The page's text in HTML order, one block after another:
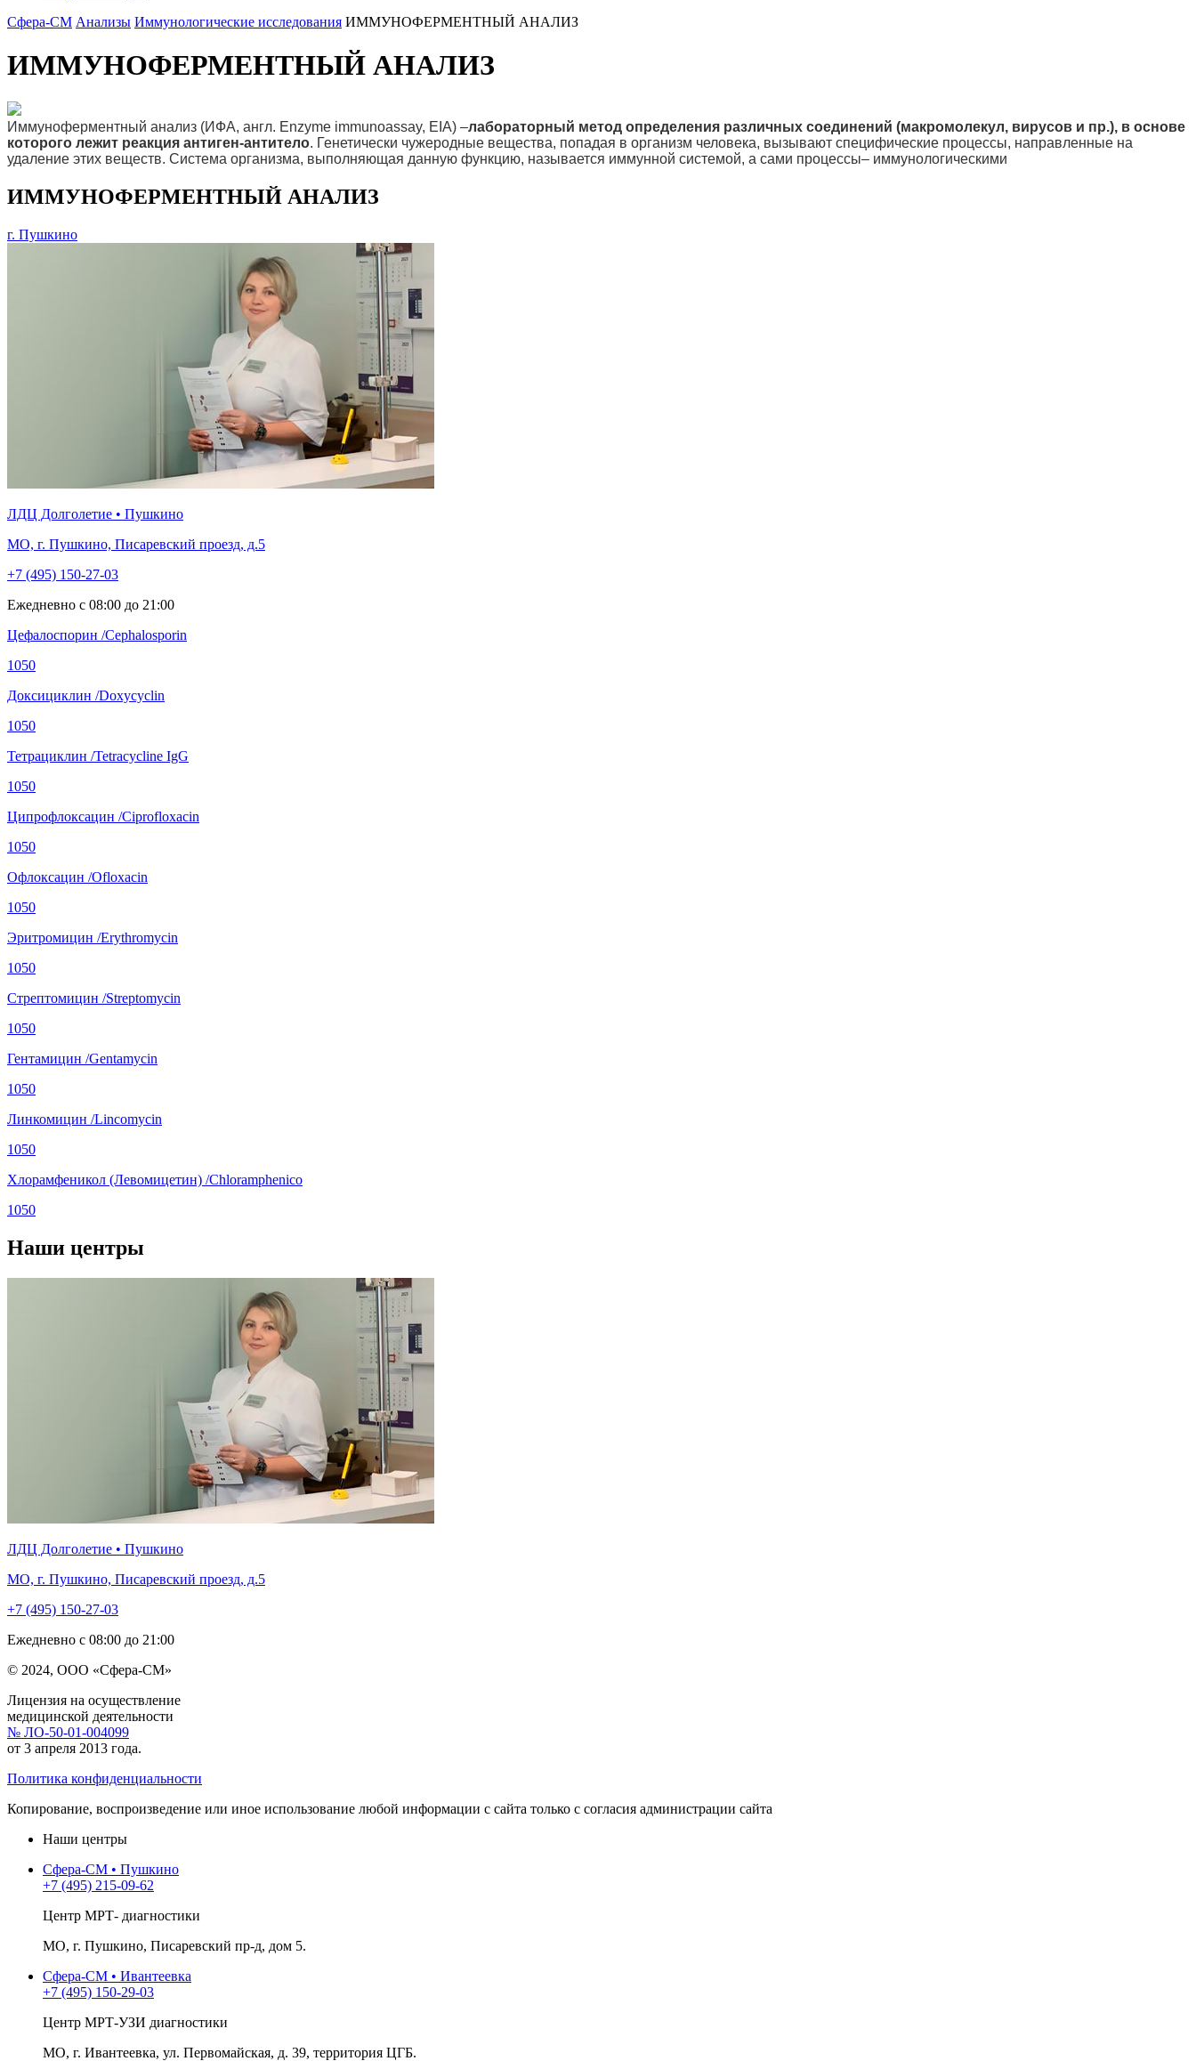
Сфера-СМ Анализы Иммунологические исследования ИММУНОФЕРМЕНТНЫЙ АНАЛИЗ
ИММУНОФЕРМЕНТНЫЙ АНАЛИЗ
Иммуноферментный анализ (ИФА, англ. Enzyme immunoassay, EIA) –лабораторный метод определения различных соединений (макромолекул, вирусов и пр.), в основе
которого лежит реакция антиген-антитело. Генетически чужеродные вещества, попадая в организм человека, вызывают специфические процессы, направленные на
удаление этих веществ. Система организма, выполняющая данную функцию, называется иммунной системой, а сами процессы– иммунологическими
ИММУНОФЕРМЕНТНЫЙ АНАЛИЗ
г. Пушкино
ЛДЦ Долголетие • Пушкино
МО, г. Пушкино, Писаревский проезд, д.5
+7 (495) 150-27-03
Ежедневно с 08:00 до 21:00
Цефалоспорин /Cephalosporin
1050
Доксициклин /Doxycyclin
1050
Тетрациклин /Tetracycline IgG
1050
Ципрофлоксацин /Ciprofloxacin
1050
Офлоксацин /Ofloxacin
1050
Эритромицин /Erythromycin
1050
Стрептомицин /Streptomycin
1050
Гентамицин /Gentamycin
1050
Линкомицин /Lincomycin
1050
Хлорамфеникол (Левомицетин) /Chloramphenico
1050
Наши центры
ЛДЦ Долголетие • Пушкино
МО, г. Пушкино, Писаревский проезд, д.5
+7 (495) 150-27-03
Ежедневно с 08:00 до 21:00
© 2024, ООО «Сфера-СМ»
Лицензия на осуществление
медицинской деятельности
№ ЛО-50-01-004099
от 3 апреля 2013 года.
Политика конфиденциальности
Копирование, воспроизведение или иное использование любой информации с сайта только с согласия администрации сайта
Наши центры
Сфера-СМ • Пушкино
+7 (495) 215-09-62
Центр МРТ- диагностики
МО, г. Пушкино, Писаревский пр-д, дом 5.
Сфера-СМ • Ивантеевка
+7 (495) 150-29-03
Центр МРТ-УЗИ диагностики
МО, г. Ивантеевка, ул. Первомайская, д. 39, территория ЦГБ.